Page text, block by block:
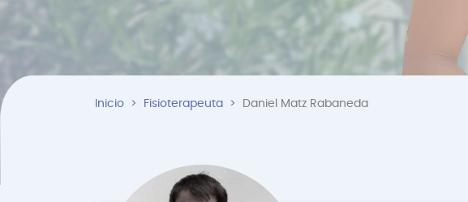
Inicio Fisioterapeuta Daniel Matz Rabaneda